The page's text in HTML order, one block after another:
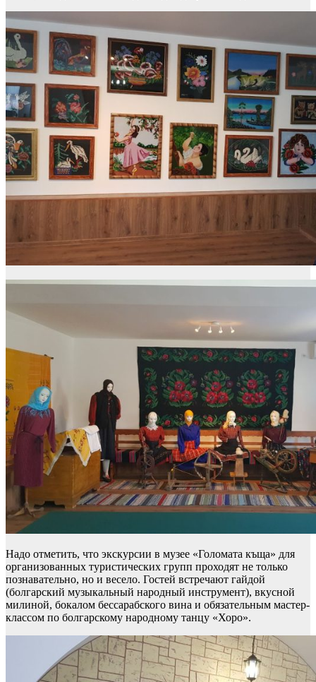
Надо отметить, что экскурсии в музее «Голомата къща» для
организованных туристических групп проходят не только
познавательно, но и весело. Гостей встречают гайдой
(болгарский музыкальный народный инструмент), вкусной
милиной, бокалом бессарабского вина и обязательным мастер-
классом по болгарскому народному танцу «Хоро».